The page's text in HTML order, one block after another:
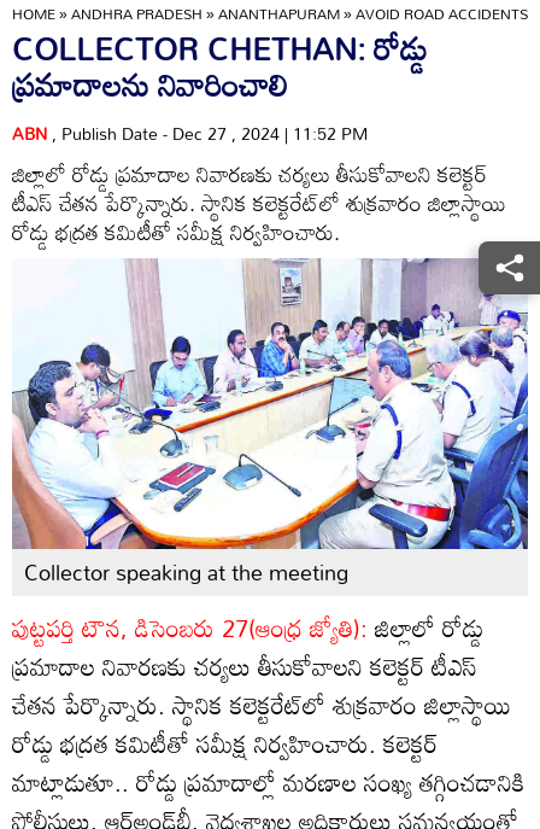
HOME»ANDHRA PRADESH»ANANTHAPURAM»AVOID ROAD ACCIDENTS
COLLECTOR CHETHAN: రోడ్డు
ప్రమాదాలను నివారించాలి
ABN, Publish Date - Dec 27 , 2024 | 11:52 PM
జిల్లాలో రోడ్డు ప్రమాదాల నివారణకు చర్యలు తీసుకోవాలని కలెక్టర్‌
టీఎస్‌ చేతన పేర్కొన్నారు. స్థానిక కలెక్టరేట్‌లో శుక్రవారం జిల్లాస్థాయి
రోడ్డు భద్రత కమిటీతో సమీక్ష నిర్వహించారు.
Collector speaking at the meeting
పుట్టపర్తి టౌన, డిసెంబరు 27(ఆంధ్ర జ్యోతి): జిల్లాలో రోడ్డు
ప్రమాదాల నివారణకు చర్యలు తీసుకోవాలని కలెక్టర్‌ టీఎస్‌
చేతన పేర్కొన్నారు. స్థానిక కలెక్టరేట్‌లో శుక్రవారం జిల్లాస్థాయి
రోడ్డు భద్రత కమిటీతో సమీక్ష నిర్వహించారు. కలెక్టర్‌
మాట్లాడుతూ.. రోడ్డు ప్రమాదాల్లో మరణాల సంఖ్య తగ్గించడానికి